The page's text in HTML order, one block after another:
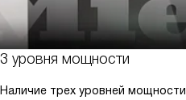
3 уровня мощности
Наличие трех уровней